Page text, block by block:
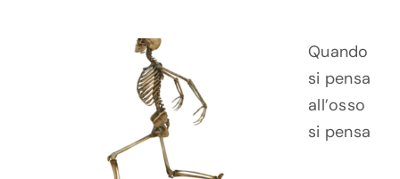
Quando
si pensa
all’osso
si pensa